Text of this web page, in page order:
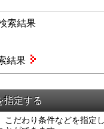
索結果
こだわり条件などを指定